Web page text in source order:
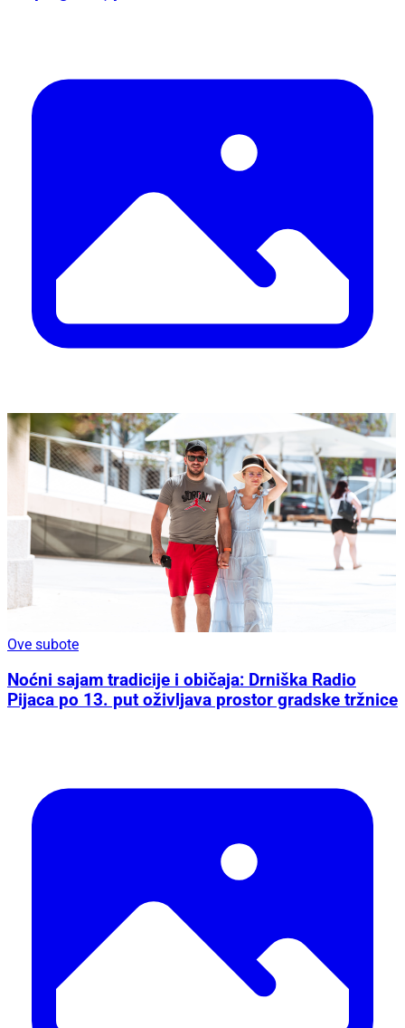
Ove subote
Noćni sajam tradicije i običaja: Drniška Radio
Pijaca po 13. put oživljava prostor gradske tržnice